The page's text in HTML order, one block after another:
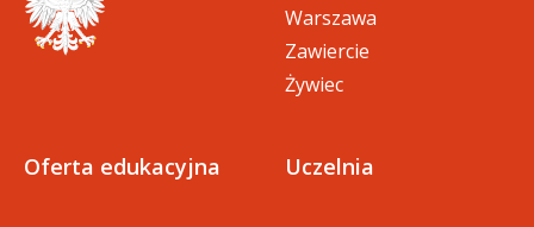
Warszawa
Zawiercie
Żywiec
Oferta edukacyjna Uczelnia